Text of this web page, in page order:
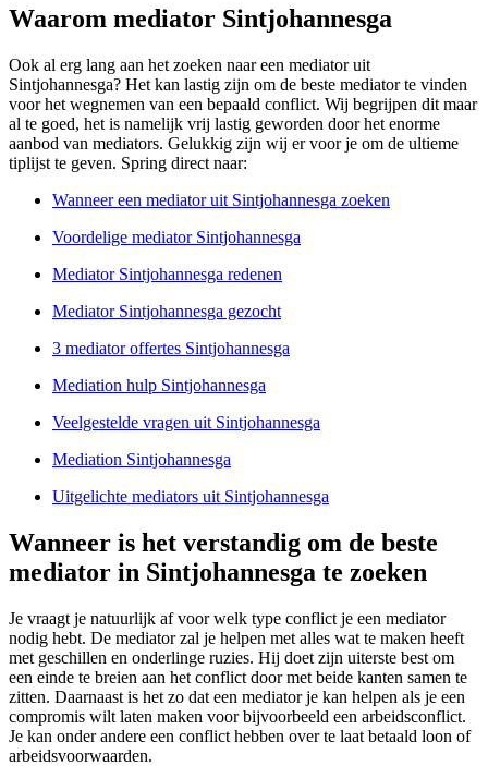
Waarom mediator Sintjohannesga
Ook al erg lang aan het zoeken naar een mediator uit
Sintjohannesga? Het kan lastig zijn om de beste mediator te vinden
voor het wegnemen van een bepaald conflict. Wij begrijpen dit maar
al te goed, het is namelijk vrij lastig geworden door het enorme
aanbod van mediators. Gelukkig zijn wij er voor je om de ultieme
tiplijst te geven. Spring direct naar:
Wanneer een mediator uit Sintjohannesga zoeken
Voordelige mediator Sintjohannesga
Mediator Sintjohannesga redenen
Mediator Sintjohannesga gezocht
3 mediator offertes Sintjohannesga
Mediation hulp Sintjohannesga
Veelgestelde vragen uit Sintjohannesga
Mediation Sintjohannesga
Uitgelichte mediators uit Sintjohannesga
Wanneer is het verstandig om de beste
mediator in Sintjohannesga te zoeken
Je vraagt je natuurlijk af voor welk type conflict je een mediator
nodig hebt. De mediator zal je helpen met alles wat te maken heeft
met geschillen en onderlinge ruzies. Hij doet zijn uiterste best om
een einde te breien aan het conflict door met beide kanten samen te
zitten. Daarnaast is het zo dat een mediator je kan helpen als je een
compromis wilt laten maken voor bijvoorbeeld een arbeidsconflict.
Je kan onder andere een conflict hebben over te laat betaald loon of
arbeidsvoorwaarden.